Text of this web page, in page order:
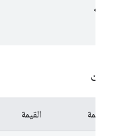
المعلمات
اسم المعلَمة القيمة